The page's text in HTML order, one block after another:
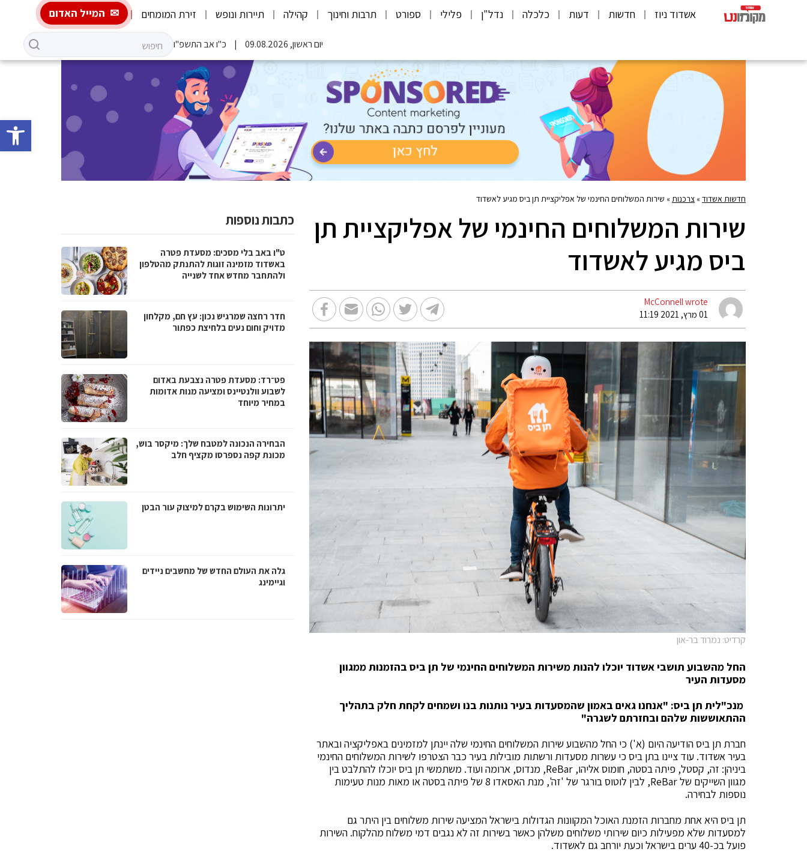
פתח
אשדוד ניוז חדשות דעות כלכלה נדל"ן פלילי ספורט תרבות וחינוך קהילה תיירות ונופש זירת המומחים המייל האדום
יום ראשון, 09.08.2026 כ"ו אב התשפ"ו
חדשות אשדוד» צרכנות » שירות המשלוחים החינמי של אפליקציית תן ביס מגיע לאשדוד
שירות המשלוחים החינמי של אפליקציית תן
ביס מגיע לאשדוד
McConnell wrote
01 מרץ, 2021 11:19
קרדיט: נמרוד בר-און
החל מהשבוע תושבי אשדוד יוכלו להנות משירות המשלוחים החינמי של תן ביס בהזמנות ממגוון
מסעדות העיר
מנכ"לית תן ביס: "אנחנו גאים באמון שהמסעדות בעיר נותנות בנו ושמחים לקחת חלק בתהליך
ההתאוששות שלהם ובחזרתם לשגרה"
חברת תן ביס הודיעה היום (א') כי החל מהשבוע שירות המשלוחים החינמי שלה יינתן למזמינים באפליקציה ובאתר
בעיר אשדוד. עוד ציינו בתן ביס כי עשרות מסעדות ורשתות מובילות בעיר כבר הצטרפו לשירות המשלוחים החינמי
ביניהן: זה, קסטל, פיתה בסטה, חומוס אליהו, ReBar, מנדוס, ארומה ועוד. משתמשי תן ביס יוכלו להתלבט בין
מגוון השייקים של ReBar, לבין לוטוס בורגר של 'זה', מנת האסאדו 8 של פיתה בסטה או מאות מנות טעימות
נוספות לבחירה.
תן ביס היא אחת מחברות הזמנת האוכל המקוונות הגדולות בישראל המציעה שירות משלוחים בין היתר גם
למסעדות שלא מפעילות כיום שירותי משלוחים משלהן כאשר בשירות זה לא נגבים דמי משלוח מהלקוח. השירות
פועל בכ-40 ערים בישראל וכעת יורחב גם לאשדוד.
כתבות נוספות
ט"ו באב בלי מסכים: מסעדת פטרה
באשדוד מזמינה זוגות להתנתק מהטלפון
ולהתחבר מחדש אחד לשנייה
חדר רחצה שמרגיש נכון: עץ חם, מקלחון
מדויק וחום נעים בלחיצת כפתור
פט־רד: מסעדת פטרה נצבעת באדום
לשבוע וולנטיינס ומציעה מנות אדומות
במחיר מיוחד
הבחירה הנכונה למטבח שלך: מיקסר בוש,
מכונת קפה נספרסו מקציף חלב
יתרונות השימוש בקרם למיצוק עור הבטן
גלה את העולם החדש של מחשבים ניידים
וגיימינג